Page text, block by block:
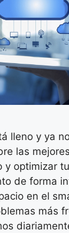
lleno y ya
las
y optimizar tu
de forma
en el
más